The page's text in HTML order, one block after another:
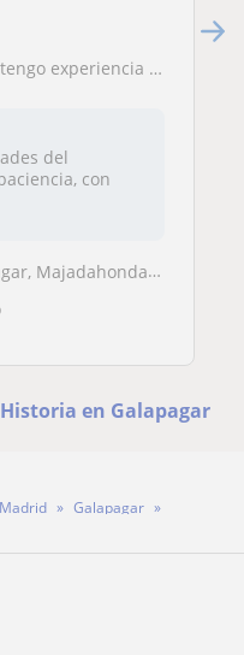
dar clase en primaria, Eso y pruebas de acceso a FP basica
del
con
Las Rozas de M...
en Galapagar
Madrid
Galapagar